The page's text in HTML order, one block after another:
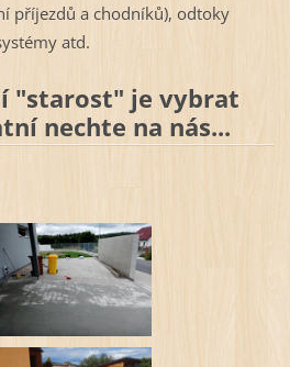
příjezdů a chodníků), odtoky
atd.
"starost" je vybrat
nechte na nás...